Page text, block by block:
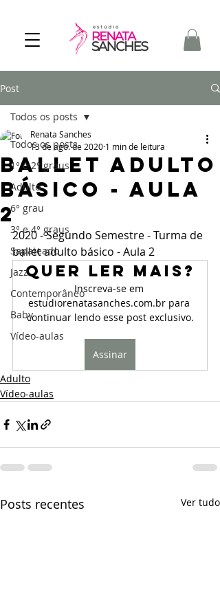
Post
Todos os posts
1° e 2° graus
Adulto
6° grau
3° e 4° graus
Sapateado
Jazz
Contemporâneo
Baby
Vídeo-aulas
Todos os posts
Ballet Adulto
básico - aula
2
Renata Sanches
13 de ago. de 2020 1 min de leitura
2020 - Segundo Semestre - Turma de
ballet adulto básico - Aula 2
Quer ler mais?
Inscreva-se em
estudiorenatasanches.com.br para
continuar lendo esse post exclusivo.
Assinar
Adulto
Vídeo-aulas
Posts recentes Ver tudo